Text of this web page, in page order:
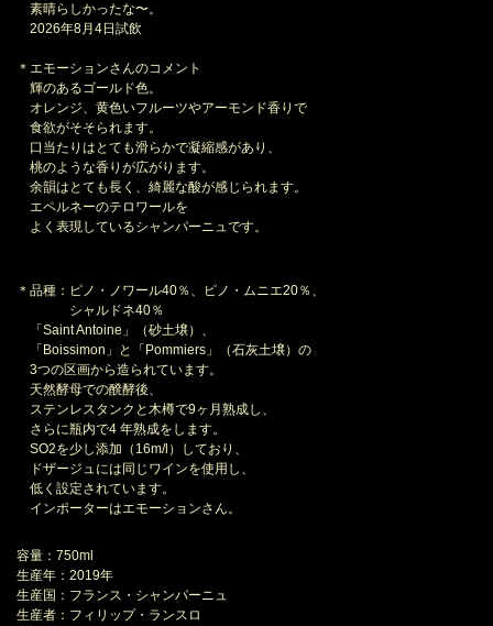
素晴らしかったな〜。
2026年8月4日試飲
＊エモーションさんのコメント
輝のあるゴールド色。
オレンジ、黄色いフルーツやアーモンド香りで
食欲がそそられます。
口当たりはとても滑らかで凝縮感があり、
桃のような香りが広がります。
余韻はとても⾧く、綺麗な酸が感じられます。
エペルネーのテロワールを
よく表現しているシャンパーニュです。
＊品種：ピノ・ノワール40％、ピノ・ムニエ20％、
シャルドネ40％
「Saint Antoine」（砂土壌）、
「Boissimon」と「Pommiers」（石灰土壌）の
3つの区画から造られています。
天然酵母での醗酵後、
ステンレスタンクと木樽で9ヶ月熟成し、
さらに瓶内で4 年熟成をします。
SO2を少し添加（16m/l）しており、
ドザージュには同じワインを使用し、
低く設定されています。
インポーターはエモーションさん。
容量：750ml
生産年：2019年
生産国：フランス・シャンパーニュ
生産者：フィリップ・ランスロ